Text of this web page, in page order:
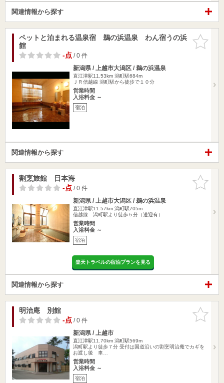
関連情報から探す
お気に入
りに追加
ペットと泊まれる温泉宿 鵜の浜温泉 わん宿うの浜
館
-点/ 0 件
新潟県 / 上越市大潟区 / 鵜の浜温泉
直江津駅11.53km 潟町駅684m
ＪＲ信越線 潟町駅から徒歩で１０分
営業時間
入浴料金 ～
宿泊
関連情報から探す
お気に入
りに追加
割烹旅館 日本海
-点/ 0 件
新潟県 / 上越市大潟区 / 鵜の浜温泉
直江津駅11.57km 潟町駅705m
信越線 潟町駅より徒歩５分（送迎有）
営業時間
入浴料金 ～
宿泊
楽天トラベルの宿泊プランを見る
関連情報から探す
お気に入
りに追加
明治庵 別館
-点/ 0 件
新潟県 / 上越市
直江津駅11.70km 潟町駅569m
潟町駅より徒歩７分 受付は国道沿いの割烹明治庵でカギを
お渡し後 車…
営業時間
入浴料金 ～
宿泊